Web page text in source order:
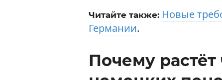
Читайте также: Новые
Германии.
Почему